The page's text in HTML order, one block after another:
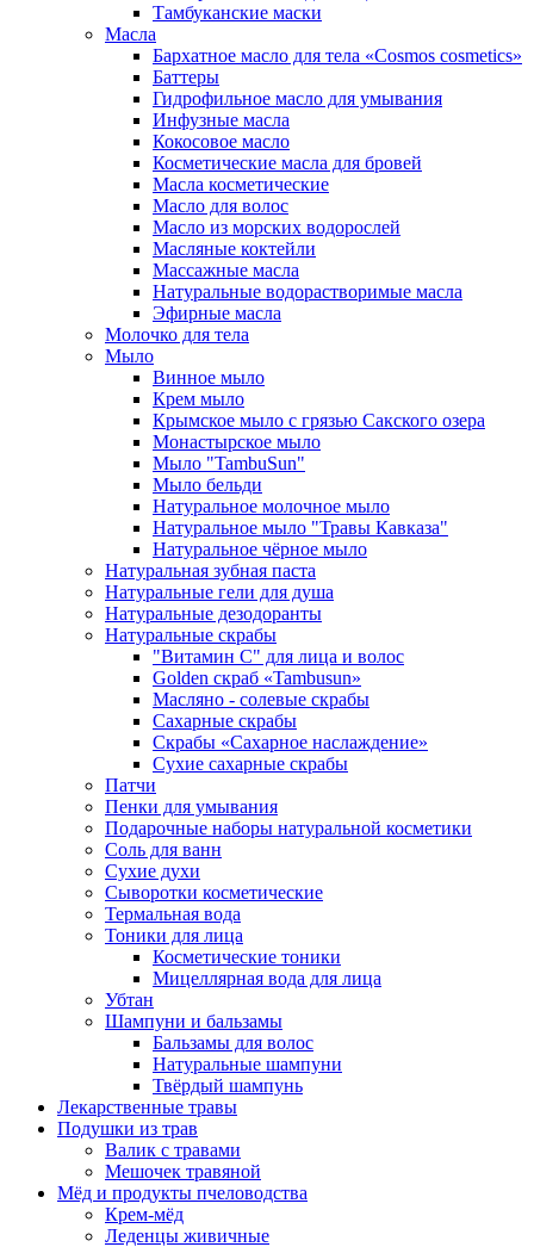
Тамбуканские маски
Масла
Бархатное масло для тела «Cosmos cosmetics»
Баттеры
Гидрофильное масло для умывания
Инфузные масла
Кокосовое масло
Косметические масла для бровей
Масла косметические
Масло для волос
Масло из морских водорослей
Масляные коктейли
Массажные масла
Натуральные водорастворимые масла
Эфирные масла
Молочко для тела
Мыло
Винное мыло
Крем мыло
Крымское мыло с грязью Сакского озера
Монастырское мыло
Мыло "TambuSun"
Мыло бельди
Натуральное молочное мыло
Натуральное мыло "Травы Кавказа"
Натуральное чёрное мыло
Натуральная зубная паста
Натуральные гели для душа
Натуральные дезодоранты
Натуральные скрабы
"Витамин С" для лица и волос
Golden скраб «Tambusun»
Масляно - солевые скрабы
Сахарные скрабы
Скрабы «Сахарное наслаждение»
Сухие сахарные скрабы
Патчи
Пенки для умывания
Подарочные наборы натуральной косметики
Соль для ванн
Сухие духи
Сыворотки косметические
Термальная вода
Тоники для лица
Косметические тоники
Мицеллярная вода для лица
Убтан
Шампуни и бальзамы
Бальзамы для волос
Натуральные шампуни
Твёрдый шампунь
Лекарственные травы
Подушки из трав
Валик с травами
Мешочек травяной
Мёд и продукты пчеловодства
Крем-мёд
Леденцы живичные